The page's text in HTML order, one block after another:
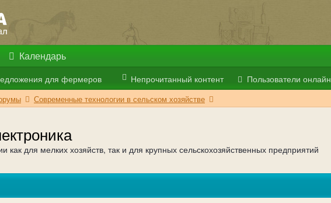
для фермеров Непрочитанный контент Пользователи онлайн
Календарь
Современные технологии в сельском хозяйстве
как для мелких хозяйств, так и для крупных сельскохозяйственных предприятий